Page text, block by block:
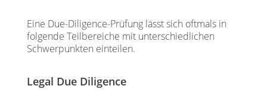
Eine Due-Diligence-Prüfung lässt sich oftmals in
folgende Teilbereiche mit unterschiedlichen
Schwerpunkten einteilen.
Legal Due Diligence